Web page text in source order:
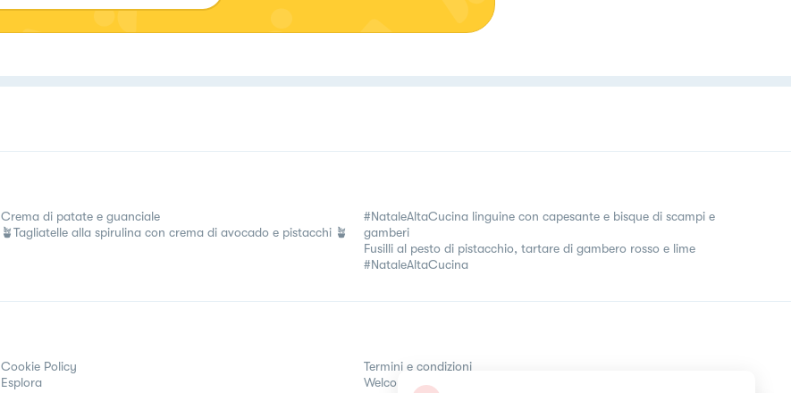
Crema di patate e guanciale
🪴Tagliatelle alla spirulina con crema di avocado e pistacchi 🪴
#NataleAltaCucina linguine con capesante e bisque di scampi e
gamberi
Fusilli al pesto di pistacchio, tartare di gambero rosso e lime
#NataleAltaCucina
Cookie Policy
Termini e condizioni
Esplora Welcome